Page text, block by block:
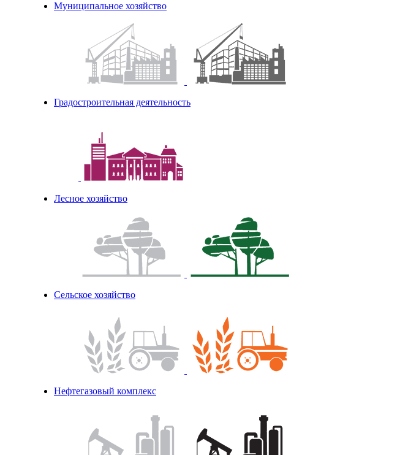
Муниципальное хозяйство
Градостроительная деятельность
Лесное хозяйство
Сельское хозяйство
Нефтегазовый комплекс